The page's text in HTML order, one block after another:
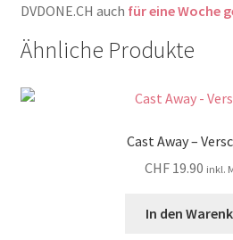
DVDONE.CH auch für eine Woche
Ähnliche Produkte
Cast Away –
CHF 19.90 inkl.
In den